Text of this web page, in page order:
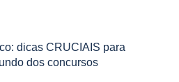
dicas CRUCIAIS para
dos concursos